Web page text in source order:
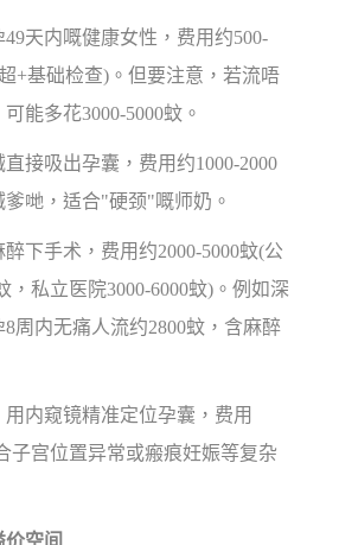
49天内嘅健康女性，费用约500-
+基础检查)。但要注意，若流唔
可能多花3000-5000蚊。
直接吸出孕囊，费用约1000-2000
哋，适合"硬颈"嘅师奶。
醉下手术，费用约2000-5000蚊(公
，私立医院3000-6000蚊)。例如深
周内无痛人流约2800蚊，含麻醉
用内窥镜精准定位孕囊，费用
子宫位置异常或瘢痕妊娠等复杂
空间